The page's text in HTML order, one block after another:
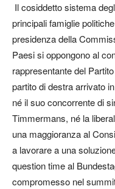
Il cosiddetto sistema
principali famiglie
presidenza della
Paesi si oppongono al
rappresentante del
partito di destra arrivato
né il suo concorrente di
Timmermans, né la
una maggioranza al
a lavorare a una
question time al
compromesso nel